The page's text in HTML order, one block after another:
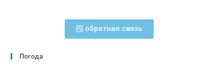
обратная связь
Погода